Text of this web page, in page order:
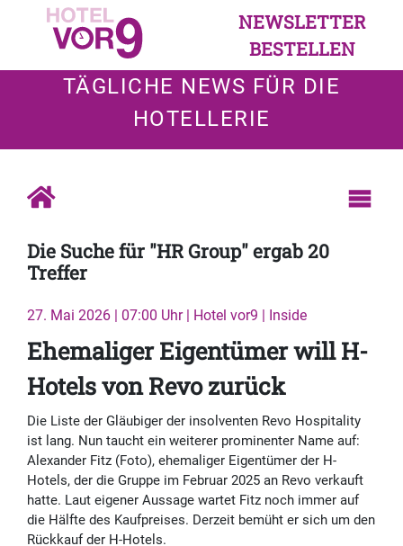
NEWSLETTER
BESTELLEN
TÄGLICHE NEWS FÜR DIE
HOTELLERIE
Die Suche für "HR Group" ergab 20
Treffer
27. Mai 2026 | 07:00 Uhr | Hotel vor9 | Inside
Ehemaliger Eigentümer will H-
Hotels von Revo zurück
Die Liste der Gläubiger der insolventen Revo Hospitality
ist lang. Nun taucht ein weiterer prominenter Name auf:
Alexander Fitz (Foto), ehemaliger Eigentümer der H-
Hotels, der die Gruppe im Februar 2025 an Revo verkauft
hatte. Laut eigener Aussage wartet Fitz noch immer auf
die Hälfte des Kaufpreises. Derzeit bemüht er sich um den
Rückkauf der H-Hotels.